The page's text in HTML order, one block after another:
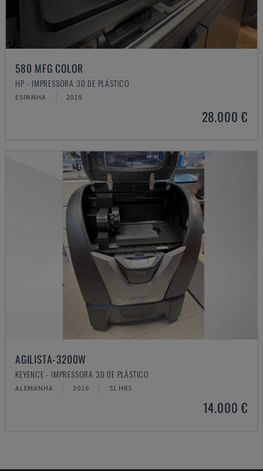
580 MFG COLOR
HP - IMPRESSORA 3D DE PLÁSTICO
ESPANHA 2019
28.000 €
AGILISTA-3200W
KEYENCE - IMPRESSORA 3D DE PLÁSTICO
ALEMANHA 2016 51 HRS
14.000 €